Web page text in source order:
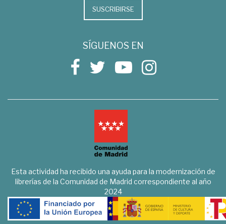
SUSCRIBIRSE
SÍGUENOS EN
Esta actividad ha recibido una ayuda para la modernización de
librerías de la Comunidad de Madrid correspondiente al año
2024